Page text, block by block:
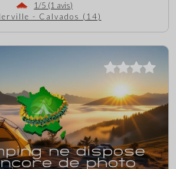
1/5 (1 avis)
- Calvados (14)